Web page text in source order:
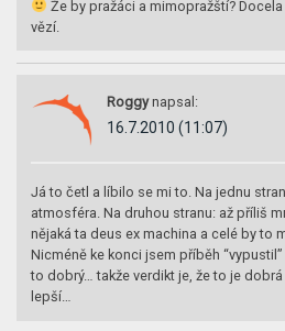
Že by pražáci a mimopražští?
vězí.
Roggy napsal:
16.7.2010 (11:07)
Já to četl a líbilo se mi to. Na jednu
atmosféra. Na druhou stranu: až příliš
nějaká ta deus ex machina a celé by to
Nicméně ke konci jsem příběh
to dobrý… takže verdikt je, že to je
lepší…